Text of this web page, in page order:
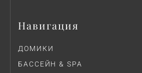
Навигация
ДОМИКИ
БАССЕЙН & SPA